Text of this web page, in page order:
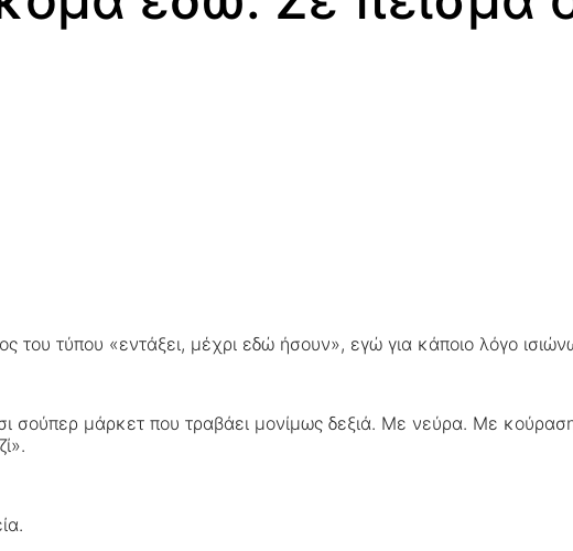
του τύπου «εντάξει, μέχρι εδώ ήσουν», εγώ για κάποιο λόγο
σούπερ μάρκετ που τραβάει μονίμως δεξιά. Με νεύρα. Με